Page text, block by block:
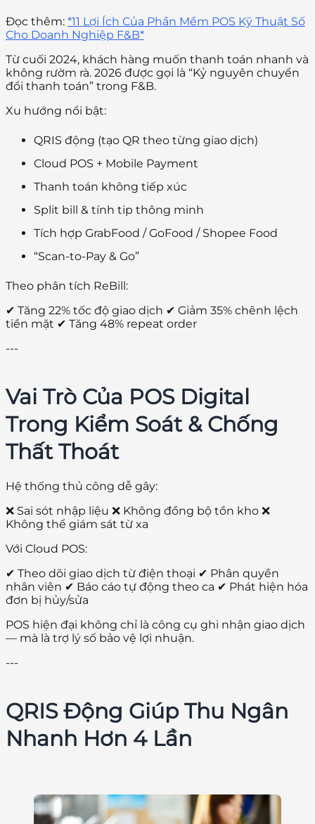
Đọc thêm: *11 Lợi Ích Của Phần Mềm POS Kỹ Thuật Số
Cho Doanh Nghiệp F&B*
Từ cuối 2024, khách hàng muốn thanh toán nhanh và
không rườm rà. 2026 được gọi là “Kỷ nguyên chuyển
đổi thanh toán” trong F&B.
Xu hướng nổi bật:
QRIS động (tạo QR theo từng giao dịch)
Cloud POS + Mobile Payment
Thanh toán không tiếp xúc
Split bill & tính tip thông minh
Tích hợp GrabFood / GoFood / Shopee Food
“Scan-to-Pay & Go”
Theo phân tích ReBill:
✔ Tăng 22% tốc độ giao dịch ✔ Giảm 35% chênh lệch
tiền mặt ✔ Tăng 48% repeat order
---
Vai Trò Của POS Digital
Trong Kiểm Soát & Chống
Thất Thoát
Hệ thống thủ công dễ gây:
❌ Sai sót nhập liệu ❌ Không đồng bộ tồn kho ❌
Không thể giám sát từ xa
Với Cloud POS:
✔ Theo dõi giao dịch từ điện thoại ✔ Phân quyền
nhân viên ✔ Báo cáo tự động theo ca ✔ Phát hiện hóa
đơn bị hủy/sửa
POS hiện đại không chỉ là công cụ ghi nhận giao dịch
— mà là trợ lý số bảo vệ lợi nhuận.
---
QRIS Động Giúp Thu Ngân
Nhanh Hơn 4 Lần